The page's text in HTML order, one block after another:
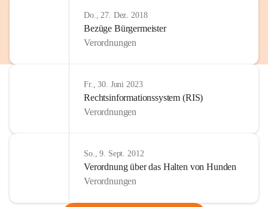
Do., 27. Dez. 2018
Bezüge Bürgermeister
Verordnungen
Fr., 30. Juni 2023
Rechtsinformationssystem (RIS)
Verordnungen
So., 9. Sept. 2012
Verordnung über das Halten von Hunden
Verordnungen